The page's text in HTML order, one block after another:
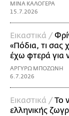
ΜΙΝΑ ΚΑΛΟΓΕΡΑ
15.7.2026
Εικαστικά /
«Πόδια, τι σας
έχω φτερά για
ΑΡΓΥΡΩ ΜΠΟΖΩΝΗ
6.7.2026
Εικαστικά /Το
ελληνικής